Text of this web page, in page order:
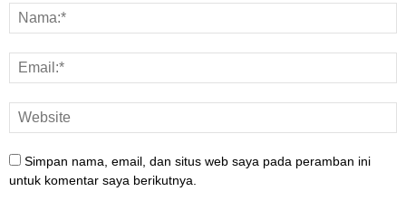
Simpan nama, email, dan situs web saya pada peramban ini
untuk komentar saya berikutnya.